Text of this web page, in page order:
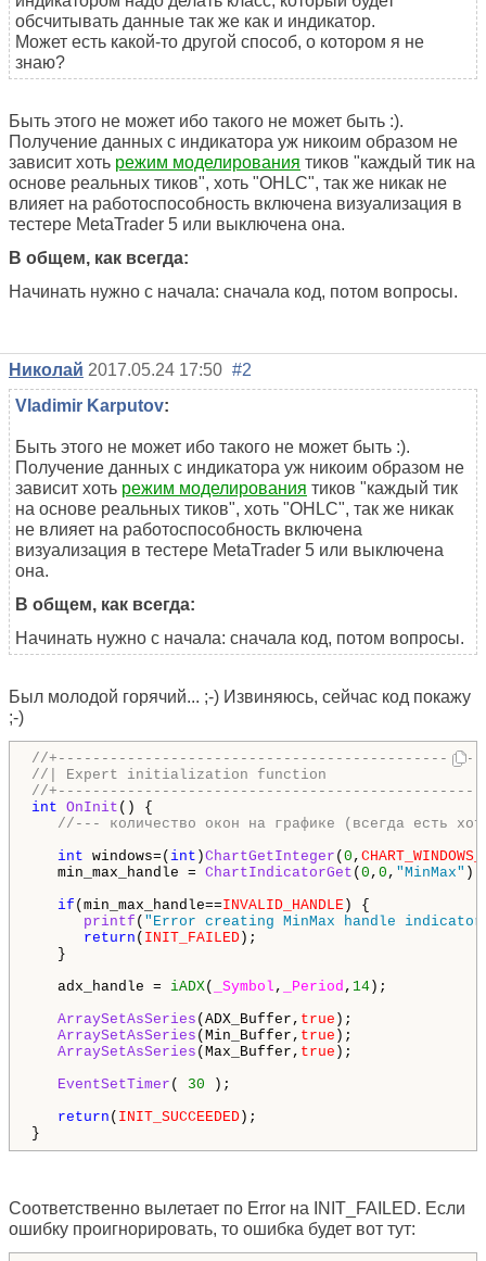
обсчитывать данные так же как и индикатор.
Может есть какой-то другой способ, о котором я не
знаю?
Быть этого не может ибо такого не может быть :).
Получение данных с индикатора уж никоим образом не
зависит хоть режим моделирования тиков "каждый тик на
основе реальных тиков", хоть "OHLC", так же никак не
влияет на работоспособность включена визуализация в
тестере MetaTrader 5 или выключена она.
В общем, как всегда:
Начинать нужно с начала: сначала код, потом вопросы.
Николай 2017.05.24 17:50 #2
Vladimir Karputov:
Быть этого не может ибо такого не может быть :).
Получение данных с индикатора уж никоим образом не
зависит хоть режим моделирования тиков "каждый тик
на основе реальных тиков", хоть "OHLC", так же никак
не влияет на работоспособность включена
визуализация в тестере MetaTrader 5 или выключена
она.
В общем, как всегда:
Начинать нужно с начала: сначала код, потом вопросы.
Был молодой горячий... ;-) Извиняюсь, сейчас код покажу
;-)
//
//| Expert initialization function
//
int OnInit () {
//--- количество окон на графике (всегда есть
int windows=( int )ChartGetInteger ( 0 ,
min_max_handle = ChartIndicatorGet ( 0 , 0 , "MinMax" );
if (min_max_handle==INVALID_HANDLE ) {
printf ( "Error creating MinMax handle
return ( INIT_FAILED );
}
adx_handle = iADX( _Symbol , _Period , 14 );
ArraySetAsSeries (ADX_Buffer, true );
ArraySetAsSeries (Min_Buffer, true );
ArraySetAsSeries (Max_Buffer, true );
EventSetTimer ( 30 );
return ( INIT_SUCCEEDED );
}
Соответственно вылетает по Error на INIT_FAILED. Если
ошибку проигнорировать, то ошибка будет вот тут: